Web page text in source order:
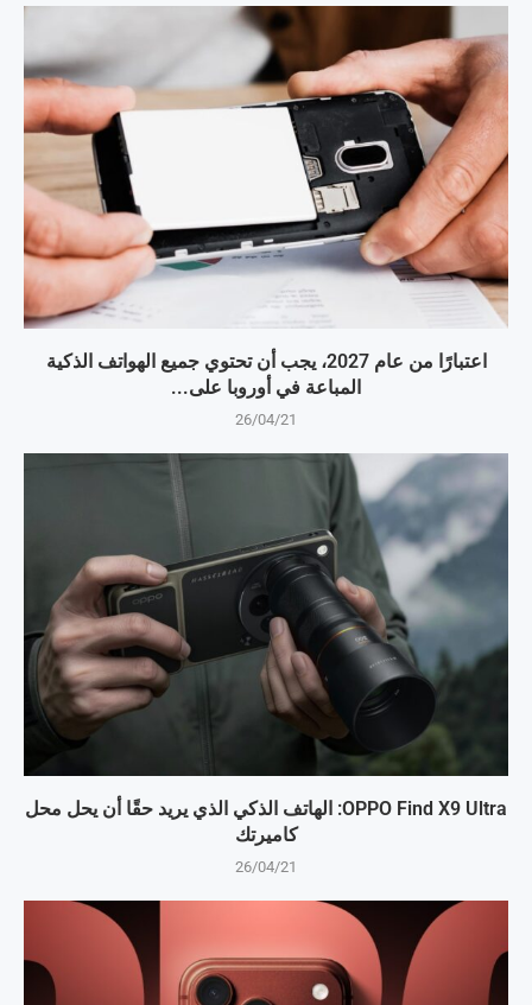
اعتبارًا من عام 2027، يجب أن تحتوي جميع الهواتف الذكية
المباعة في أوروبا على...
26/04/21
OPPO Find X9 Ultra: الهاتف الذكي الذي يريد حقًا أن يحل محل
كاميرتك
26/04/21